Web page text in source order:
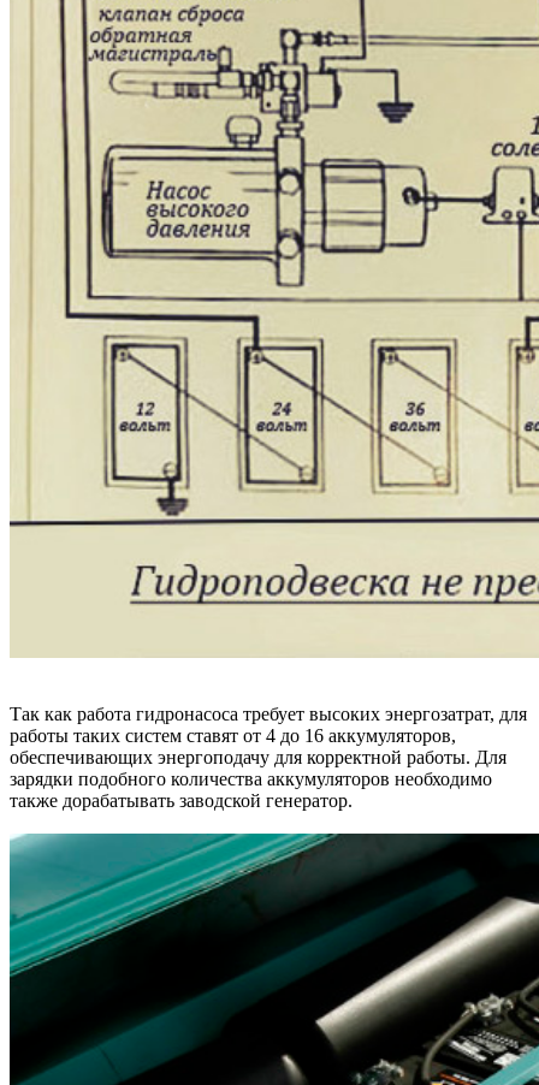
Так как работа гидронасоса требует высоких энергозатрат, для
работы таких систем ставят от 4 до 16 аккумуляторов,
обеспечивающих энергоподачу для корректной работы. Для
зарядки подобного количества аккумуляторов необходимо
также дорабатывать заводской генератор.